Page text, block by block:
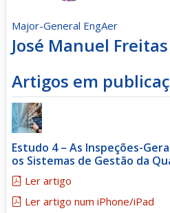
Major-General EngAer
José Manuel
Artigos em
Estudo 4 – As Inspeções-
os Sistemas de Gestão da
Ler artigo
Ler artigo num iPhone/iPad